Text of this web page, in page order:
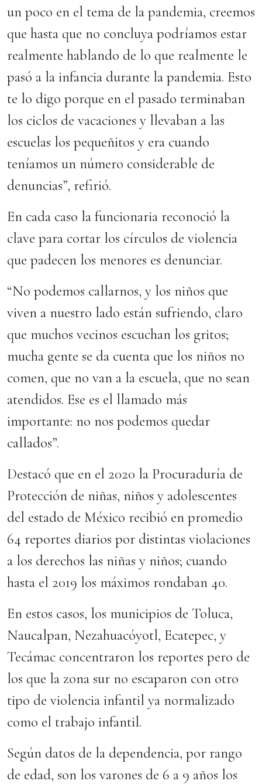
un poco en el tema de la pandemia, creemos
que hasta que no concluya podríamos estar
realmente hablando de lo que realmente le
pasó a la infancia durante la pandemia. Esto
te lo digo porque en el pasado terminaban
los ciclos de vacaciones y llevaban a las
escuelas los pequeñitos y era cuando
teníamos un número considerable de
denuncias”, refirió.
En cada caso la funcionaria reconoció la
clave para cortar los círculos de violencia
que padecen los menores es denunciar.
“No podemos callarnos, y los niños que
viven a nuestro lado están sufriendo, claro
que muchos vecinos escuchan los gritos;
mucha gente se da cuenta que los niños no
comen, que no van a la escuela, que no sean
atendidos. Ese es el llamado más
importante: no nos podemos quedar
callados”.
Destacó que en el 2020 la Procuraduría de
Protección de niñas, niños y adolescentes
del estado de México recibió en promedio
64 reportes diarios por distintas violaciones
a los derechos las niñas y niños; cuando
hasta el 2019 los máximos rondaban 40.
En estos casos, los municipios de Toluca,
Naucalpan, Nezahuacóyotl, Ecatepec, y
Tecámac concentraron los reportes pero de
los que la zona sur no escaparon con otro
tipo de violencia infantil ya normalizado
como el trabajo infantil.
Según datos de la dependencia, por rango
de edad, son los varones de 6 a 9 años los